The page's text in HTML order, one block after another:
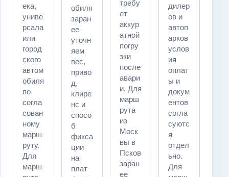
ека,
униве
рсала
или
город
ского
автом
обиля
по
согла
сован
ному
марш
руту.
Для
марш
обиля
заран
ее
уточн
яем
вес,
приво
д,
клире
нс и
спосо
б
фикса
ции
на
плат
требу
ет
аккур
атной
погру
зки
после
авари
и. Для
марш
рута
из
Моск
вы в
Псков
заран
ее
дилер
ов и
автоп
арков
услов
ия
оплат
ы и
докум
ентов
согла
суютс
я
отдел
ьно.
Для